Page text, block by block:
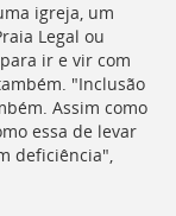
igreja, um
Legal ou
ir e vir com
"Inclusão
Assim como
essa de levar
deficiência",